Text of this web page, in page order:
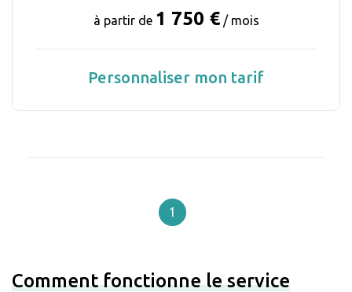
à partir de 1 750 € / mois
Personnaliser mon tarif
1
Comment fonctionne le service